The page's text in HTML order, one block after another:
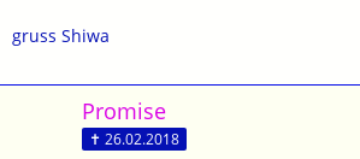
gruss Shiwa
Promise
✝ 26.02.2018